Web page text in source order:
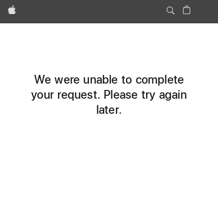
Apple
We were unable to complete
your request. Please try again
later.